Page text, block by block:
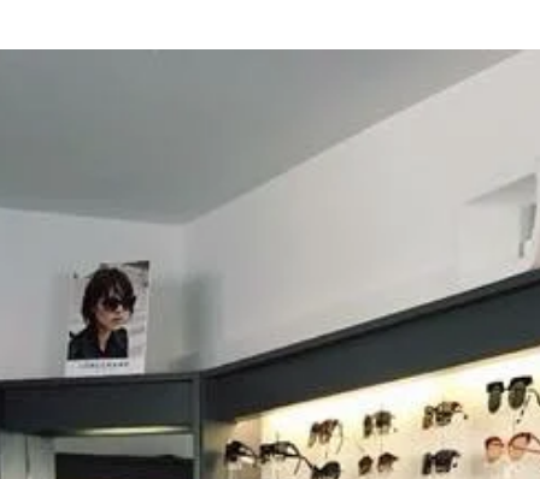
RENDEZ-VOUS
DANS NOTRE
MAGASIN
D’OPTIQUE
DU MARDI AU VENDREDI